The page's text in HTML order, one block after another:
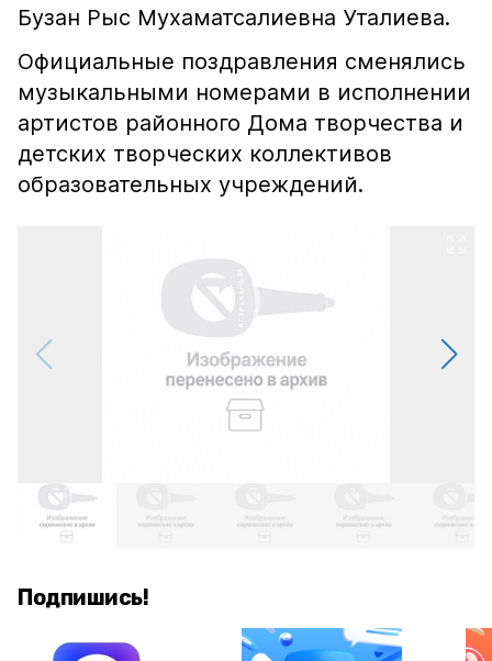
Бузан Рыс Мухаматсалиевна Уталиева.
Официальные поздравления сменялись
музыкальными номерами в исполнении
артистов районного Дома творчества и
детских творческих коллективов
образовательных учреждений.
Подпишись!